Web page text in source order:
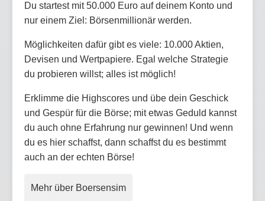
Du startest mit 50.000 Euro auf deinem Konto und
nur einem Ziel: Börsenmillionär werden.
Möglichkeiten dafür gibt es viele: 10.000 Aktien,
Devisen und Wertpapiere. Egal welche Strategie
du probieren willst; alles ist möglich!
Erklimme die Highscores und übe dein Geschick
und Gespür für die Börse; mit etwas Geduld kannst
du auch ohne Erfahrung nur gewinnen! Und wenn
du es hier schaffst, dann schaffst du es bestimmt
auch an der echten Börse!
Mehr über Boersensim